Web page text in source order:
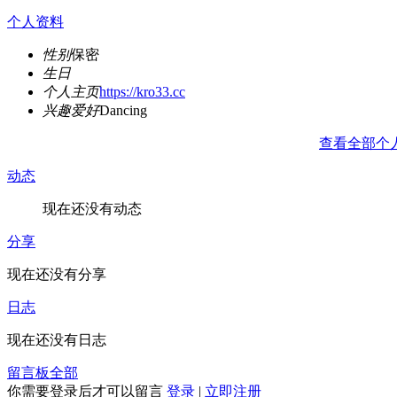
个人资料
性别保密
生日
个人主页https://kro33.cc
兴趣爱好Dancing
查看全部个
动态
现在还没有动态
分享
现在还没有分享
日志
现在还没有日志
留言板全部
你需要登录后才可以留言 登录 | 立即注册